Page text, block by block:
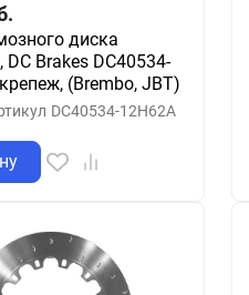
диска
Brakes DC40534-
(Brembo, JBT)
DC40534-12H62A